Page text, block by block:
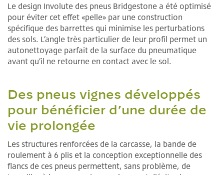
Le design Involute des pneus Bridgestone a été optimisé
pour éviter cet effet «pelle» par une construction
spécifique des barrettes qui minimise les perturbations
des sols. L’angle très particulier de leur profil permet un
autonettoyage parfait de la surface du pneumatique
avant qu’il ne retourne en contact avec le sol.
Des pneus vignes développés
pour bénéficier d’une durée de
vie prolongée
Les structures renforcées de la carcasse, la bande de
roulement à 6 plis et la conception exceptionnelle des
flancs de ces pneus permettent, sans problème, de